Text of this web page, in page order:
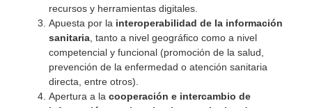
recursos y herramientas digitales.
Apuesta por la interoperabilidad de la información
sanitaria , tanto a nivel geográfico como a nivel
competencial y funcional (promoción de la salud,
prevención de la enfermedad o atención sanitaria
directa, entre otros).
Apertura a la cooperación e intercambio de